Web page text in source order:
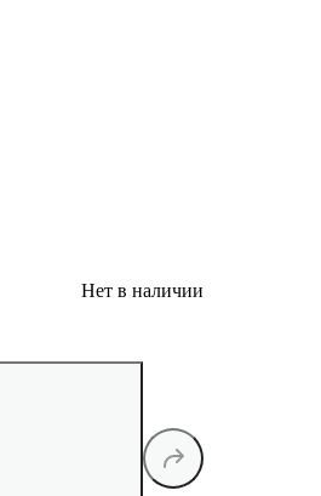
Нет в наличии